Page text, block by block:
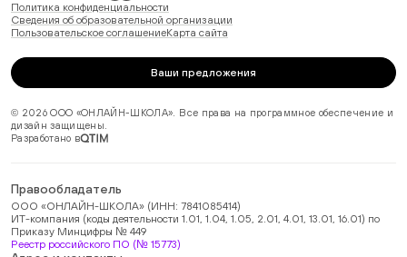
Политика конфиденциальности
Сведения об образовательной организации
Пользовательское соглашениеКарта сайта
Ваши предложения
© 2026 ООО «ОНЛАЙН-ШКОЛА». Все права на программное обеспечение и
дизайн защищены.
Разработано в
Правообладатель
ООО «ОНЛАЙН-ШКОЛА» (ИНН: 7841085414)
ИТ-компания (коды деятельности 1.01, 1.04, 1.05, 2.01, 4.01, 13.01, 16.01) по
Приказу Минцифры № 449
Реестр российского ПО (№ 15773)